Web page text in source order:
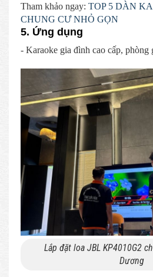
Tham khảo ngay: TOP 5 DÀN
CHUNG CƯ NHỎ GỌN
5. Ứng dụng
- Karaoke gia đình cao cấp, phòng
Lắp đặt loa JBL KP4010G2
Dương